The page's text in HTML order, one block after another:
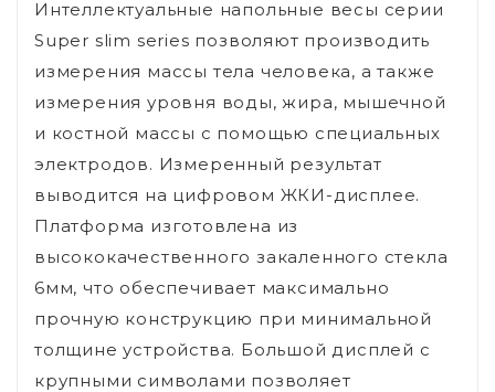
Интеллектуальные напольные весы серии
Super slim series позволяют производить
измерения массы тела человека, а также
измерения уровня воды, жира, мышечной
и костной массы с помощью специальных
электродов. Измеренный результат
выводится на цифровом ЖКИ-дисплее.
Платформа изготовлена из
высококачественного закаленного стекла
6мм, что обеспечивает максимально
прочную конструкцию при минимальной
толщине устройства. Большой дисплей с
крупными символами позволяет